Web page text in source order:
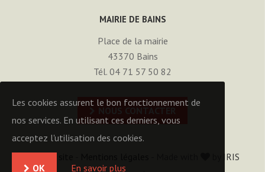
MAIRIE DE BAINS
Place de la mairie
43370 Bains
Tél. 04 71 57 50 82
IRIS
Les cookies assurent le bon fonctionnement de
nos services. En utilisant ces derniers, vous
acceptez l'utilisation des cookies.
OK En savoir plus